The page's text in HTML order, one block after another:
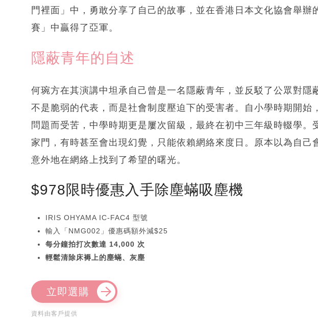
門裡面」中，勇敢分享了自己的故事，並在香港日本文化協會舉辦
賽」中贏得了亞軍。
隱蔽青年的自述
何琬方在其演講中坦承自己曾是一名隱蔽青年，並反駁了公眾對隱
不是脆弱的代表，而是社會制度壓迫下的受害者。自小學時期開始
問題而受苦，中學時期更是屢次留級，最終在初中三年級時輟學。
家門，有時甚至會出現幻覺，只能依賴網絡來度日。原本以為自己
意外地在網絡上找到了希望的曙光。
$978限時優惠入手除塵蟎吸塵機
IRIS OHYAMA IC-FAC4 型號
輸入「NMG002」優惠碼額外減$25
每分鐘拍打次數達 14,000 次
輕鬆清除床褥上的塵蟎、灰塵
立即選購
資料由客戶提供